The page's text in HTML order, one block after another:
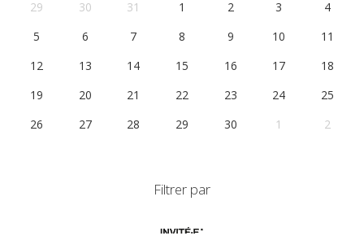
29
30 31 1 2 3
4
5
6 7 8 9 10
11
12
13 14 15 16 17
18
19
20 21 22 23 24
25
26
27 28 29 30 1 2
Filtrer par